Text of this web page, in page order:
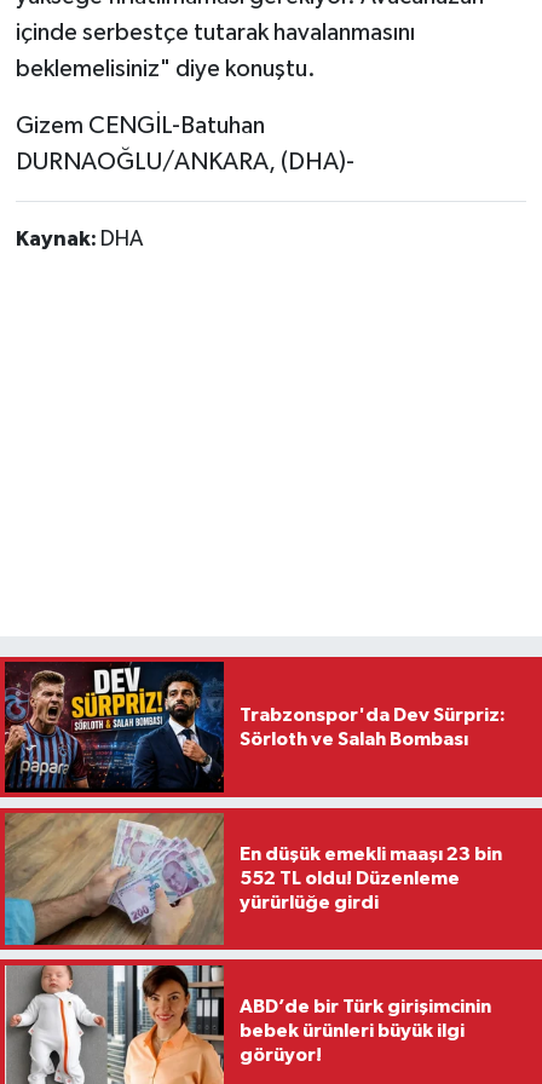
içinde serbestçe tutarak havalanmasını
beklemelisiniz" diye konuştu.
Gizem CENGİL-Batuhan
DURNAOĞLU/ANKARA, (DHA)-
Kaynak: DHA
Trabzonspor'da Dev Sürpriz:
Sörloth ve Salah Bombası
En düşük emekli maaşı 23 bin
552 TL oldu! Düzenleme
yürürlüğe girdi
ABD’de bir Türk girişimcinin
bebek ürünleri büyük ilgi
görüyor!